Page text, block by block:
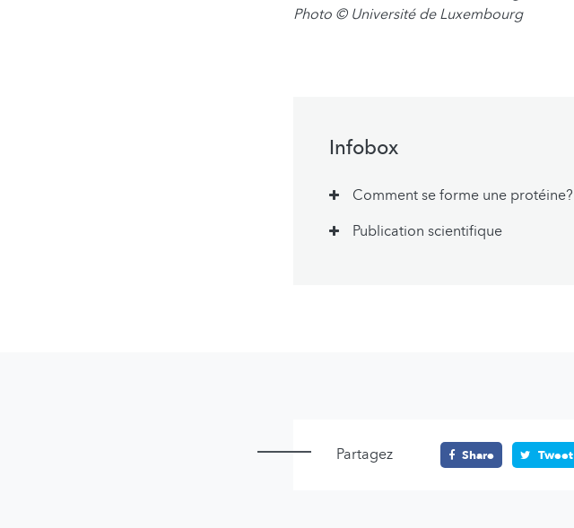
Photo © Université de Luxembourg
Infobox
Comment se forme une protéine?
Publication scientifique
Partagez Share Tweet